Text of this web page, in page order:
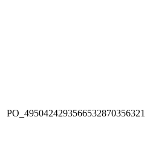
PO_4950424293566532870356321